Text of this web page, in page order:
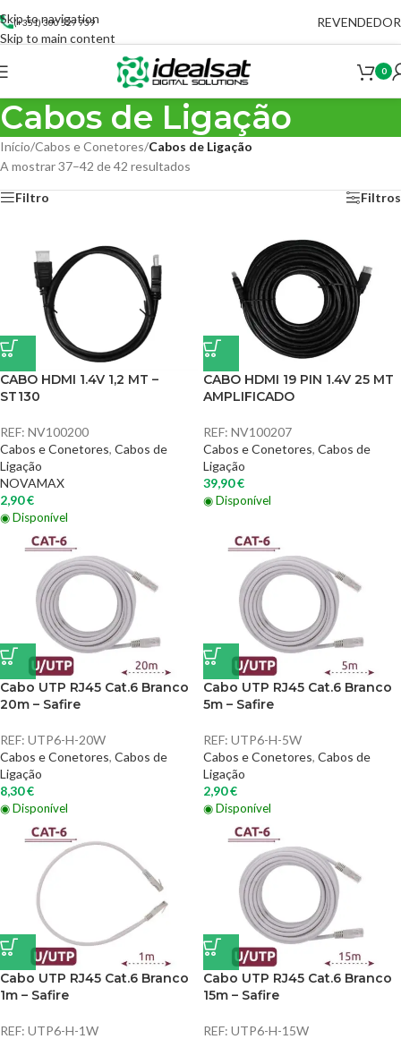
Skip to navigation
Skip to main content
(+351) 300 527 739 REVENDEDOR
0
Cabos de Ligação
Início/Cabos e Conetores/Cabos de Ligação
A mostrar 37–42 de 42 resultados
Filtro Filtros
CABO HDMI 1.4V 1,2 MT –
ST130
REF: NV100200
Cabos e Conetores, Cabos de
Ligação
NOVAMAX
2,90€
◉ Disponível
CABO HDMI 19 PIN 1.4V 25 MT
AMPLIFICADO
REF: NV100207
Cabos e Conetores, Cabos de
Ligação
39,90€
◉ Disponível
Cabo UTP RJ45 Cat.6 Branco
20m – Safire
REF: UTP6-H-20W
Cabos e Conetores, Cabos de
Ligação
8,30€
◉ Disponível
Cabo UTP RJ45 Cat.6 Branco
5m – Safire
REF: UTP6-H-5W
Cabos e Conetores, Cabos de
Ligação
2,90€
◉ Disponível
Cabo UTP RJ45 Cat.6 Branco
1m – Safire
REF: UTP6-H-1W
Cabo UTP RJ45 Cat.6 Branco
15m – Safire
REF: UTP6-H-15W